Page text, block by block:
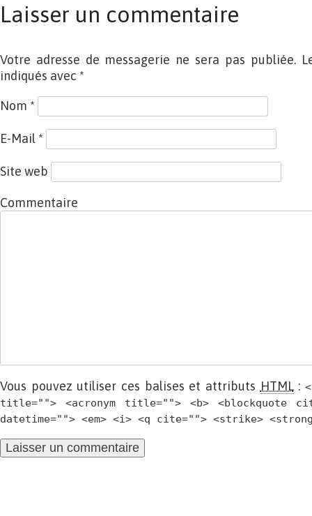
Laisser un commentaire
Votre adresse de messagerie ne sera pas publiée.
indiqués avec *
Nom *
E-Mail *
Site web
Commentaire
Vous pouvez utiliser ces balises et attributs HTML:
title=""> <acronym title=""> <b> <blockquote
datetime=""> <em> <i> <q cite=""> <strike>